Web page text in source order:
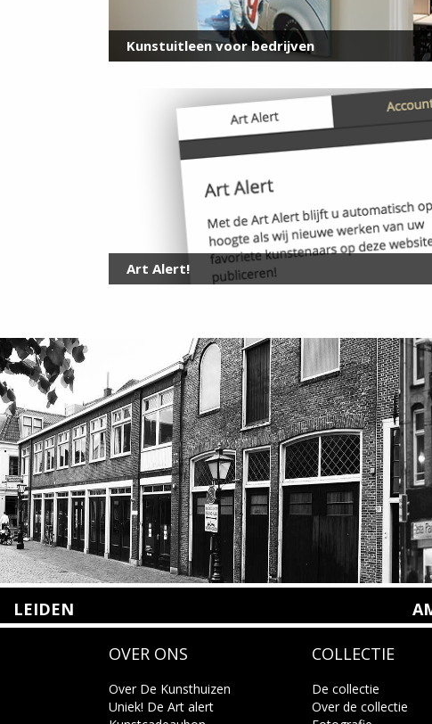
Kunstuitleen voor bedrijven
Art Alert!
LEIDEN
info@kunsthuisleiden.nl
OVER ONS
Over De Kunsthuizen
Uniek! De Art alert
COLLECTIE
De collectie
Over de collectie